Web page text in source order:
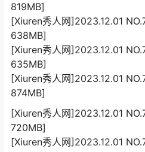
819MB]
[Xiuren秀人网]2023.12.01
638MB]
[Xiuren秀人网]2023.12.01
635MB]
[Xiuren秀人网]2023.12.01
874MB]
[Xiuren秀人网]2023.12.01
720MB]
[Xiuren秀人网]2023.12.01